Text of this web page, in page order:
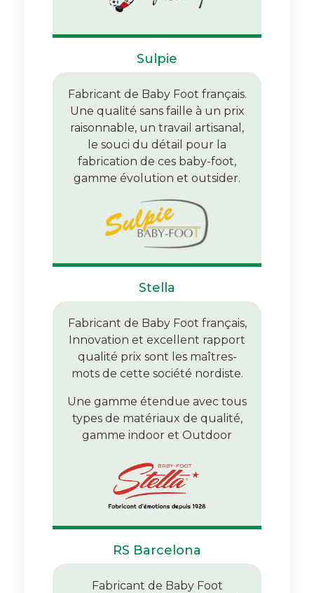
Sulpie
Fabricant de Baby Foot français.
Une qualité sans faille à un prix
raisonnable, un travail artisanal,
le souci du détail pour la
fabrication de ces baby-foot,
gamme évolution et outsider.
Stella
Fabricant de Baby Foot français,
Innovation et excellent rapport
qualité prix sont les maîtres-
mots de cette société nordiste.
Une gamme étendue avec tous
types de matériaux de qualité,
gamme indoor et Outdoor
RS Barcelona
Fabricant de Baby Foot